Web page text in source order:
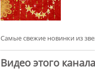
Самые свежие новинки из
Видео этого канала